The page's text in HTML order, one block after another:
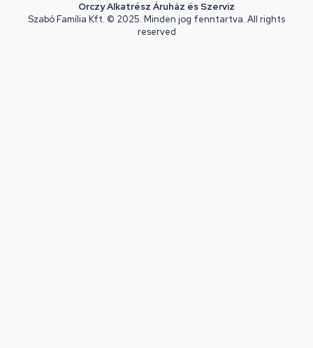
Orczy Alkatrész Áruház és Szerviz
Szabó Família Kft. © 2025. Minden jog fenntartva. All rights
reserved